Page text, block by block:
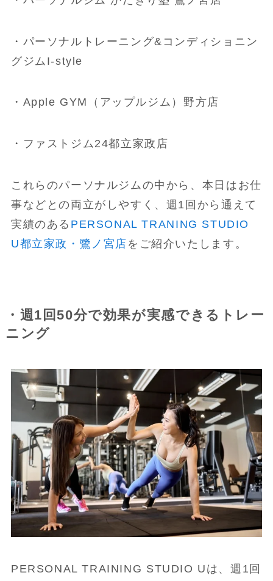
・パーソナルトレーニング&コンディショニン
グジムI-style
・Apple GYM（アップルジム）野方店
・ファストジム24都立家政店
これらのパーソナルジムの中から、本日はお仕
事などとの両立がしやすく、週1回から通えて
実績のある PERSONAL TRANING STUDIO
U都立家政・鷺ノ宮店 をご紹介いたします。
・週1回50分で効果が実感できるトレー
ニング
PERSONAL TRAINING STUDIO Uは、週1回